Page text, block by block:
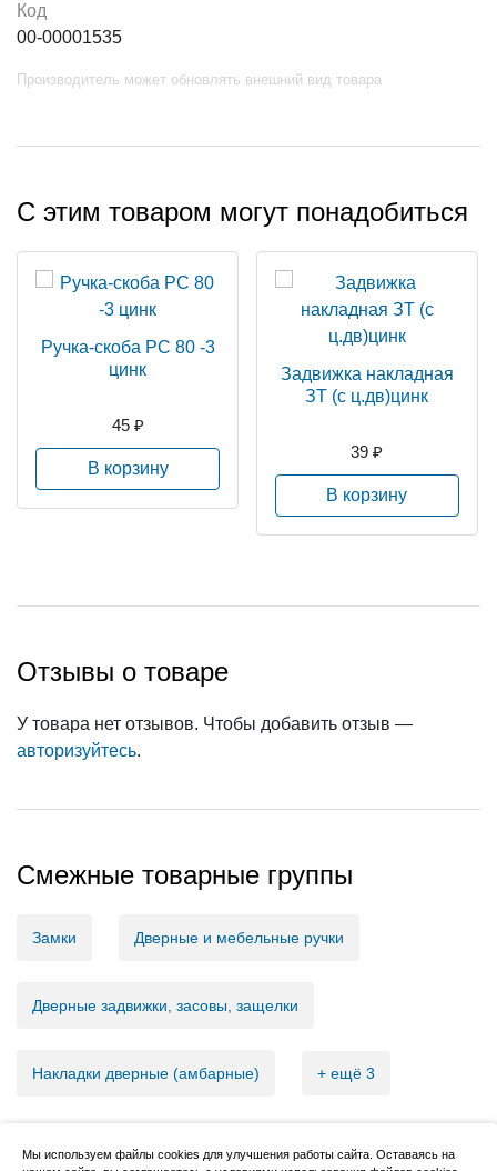
Код
00-00001535
Производитель может обновлять внешний вид товара
С этим товаром могут понадобиться
Ручка-скоба РС 80 -3
цинк
45 ₽
В корзину
Задвижка накладная
ЗТ (с ц.дв)цинк
39 ₽
В корзину
Отзывы о товаре
У товара нет отзывов. Чтобы добавить отзыв —
авторизуйтесь.
Смежные товарные группы
Замки Дверные и мебельные ручки
Дверные задвижки, засовы, защелки
Накладки дверные (амбарные) + ещё 3
Мы используем файлы cookies для улучшения работы сайта. Оставаясь на